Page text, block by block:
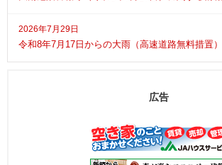
2026年7月29日
令和8年7月17日からの大雨（高速道路無料措置）
広告